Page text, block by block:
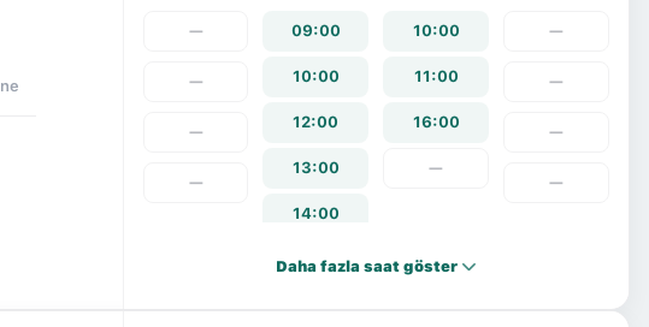
—
—
—
—
09:00
10:00
12:00
13:00
14:00
10:00
11:00
16:00
—
—
—
—
—
Daha fazla saat göster